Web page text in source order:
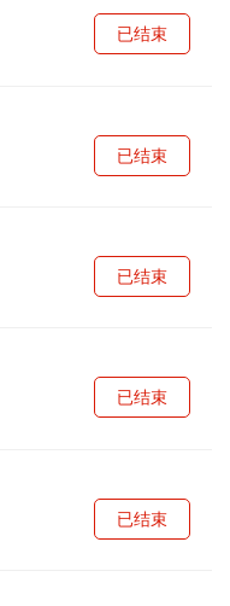
已结束
已结束
已结束
已结束
已结束